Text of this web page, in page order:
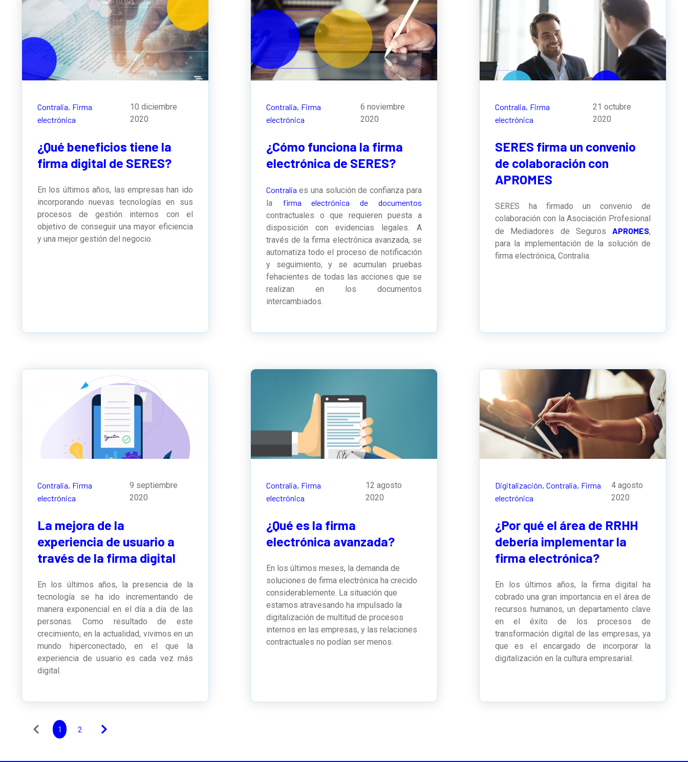
Contralia, Firma
electrónica
10 diciembre
2020
¿Qué beneficios tiene la
firma digital de SERES?
En los últimos años, las empresas han ido
incorporando nuevas tecnologías en sus
procesos de gestión internos con el
objetivo de conseguir una mayor eficiencia
y una mejor gestión del negocio.
Contralia, Firma
electrónica
6 noviembre
2020
¿Cómo funciona la firma
electrónica de SERES?
Contralia es una solución de confianza para
la firma electrónica de documentos
contractuales o que requieren puesta a
disposición con evidencias legales. A
través de la firma electrónica avanzada, se
automatiza todo el proceso de notificación
y seguimiento, y se acumulan pruebas
fehacientes de todas las acciones que se
realizan en los documentos
intercambiados.
Contralia, Firma
electrónica
21 octubre
2020
SERES firma un convenio
de colaboración con
APROMES
SERES ha firmado un convenio de
colaboración con la Asociación Profesional
de Mediadores de Seguros APROMES,
para la implementación de la solución de
firma electrónica, Contralia.
Contralia, Firma
electrónica
9 septiembre
2020
La mejora de la
experiencia de usuario a
través de la firma digital
En los últimos años, la presencia de la
tecnología se ha ido incrementando de
manera exponencial en el día a día de las
personas. Como resultado de este
crecimiento, en la actualidad, vivimos en un
mundo hiperconectado, en el que la
experiencia de usuario es cada vez más
digital.
Contralia, Firma
electrónica
12 agosto
2020
¿Qué es la firma
electrónica avanzada?
En los últimos meses, la demanda de
soluciones de firma electrónica ha crecido
considerablemente. La situación que
estamos atravesando ha impulsado la
digitalización de multitud de procesos
internos en las empresas, y las relaciones
contractuales no podían ser menos.
Digitalización, Contralia, Firma
electrónica
4 agosto
2020
¿Por qué el área de RRHH
debería implementar la
firma electrónica?
En los últimos años, la firma digital ha
cobrado una gran importancia en el área de
recursos humanos, un departamento clave
en el éxito de los procesos de
transformación digital de las empresas, ya
que es el encargado de incorporar la
digitalización en la cultura empresarial.
1 2